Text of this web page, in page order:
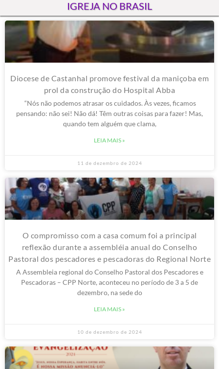
IGREJA NO BRASIL
Diocese de Castanhal promove festival da maniçoba em
prol da construção do Hospital Abba
“Nós não podemos atrasar os cuidados. Às vezes, ficamos
pensando: não sei! Não dá! Têm outras coisas para fazer! Mas,
quando tem alguém que clama,
LEIA MAIS »
11 de dezembro de 2024
O compromisso com a casa comum foi a principal
reflexão durante a assembléia anual do Conselho
Pastoral dos pescadores e pescadoras do Regional Norte
A Assembleia regional do Conselho Pastoral dos Pescadores e
Pescadoras – CPP Norte, aconteceu no período de 3 a 5 de
dezembro, na sede do
LEIA MAIS »
10 de dezembro de 2024